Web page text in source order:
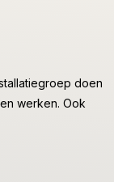
doen
werken. Ook